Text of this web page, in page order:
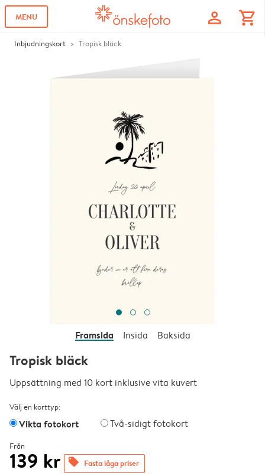
MENU profile shopping_cart
Inbjudningskort Tropisk bläck
Framsida Insida Baksida
Tropisk bläck
Uppsättning med 10 kort inklusive vita kuvert
Välj en korttyp:
Vikta fotokort Två-sidigt fotokort
Från
139 kr offers Fasta låga priser